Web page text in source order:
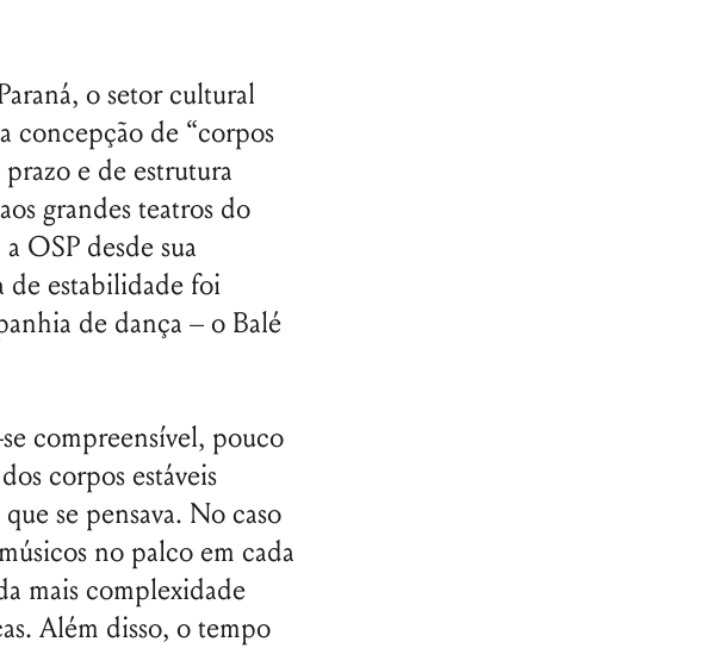
o setor cultural
concepção de “corpos
prazo e de estrutura
grandes teatros do
OSP desde sua
de estabilidade foi
de dança – o Balé
compreensível, pouco
corpos estáveis
se pensava. No caso
no palco em cada
mais complexidade
Além disso, o tempo